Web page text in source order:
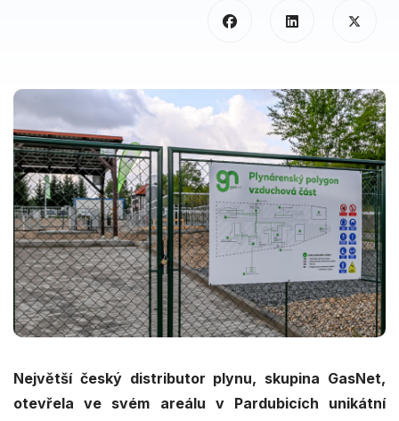
Největší český distributor plynu, skupina GasNet,
otevřela ve svém areálu v Pardubicích unikátní